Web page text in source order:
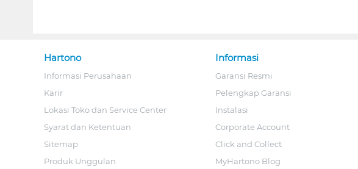
Hartono
Informasi Perusahaan
Karir
Lokasi Toko dan Service Center
Syarat dan Ketentuan
Sitemap
Produk Unggulan
Informasi
Garansi Resmi
Pelengkap Garansi
Instalasi
Corporate Account
Click and Collect
MyHartono Blog